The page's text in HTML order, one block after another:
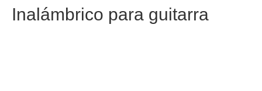
Inalámbrico para guitarra